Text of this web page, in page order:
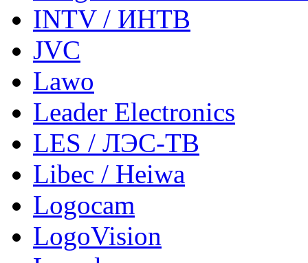
INTV / ИНТВ
JVC
Lawo
Leader Electronics
LES / ЛЭС-ТВ
Libec / Heiwa
Logocam
LogoVision